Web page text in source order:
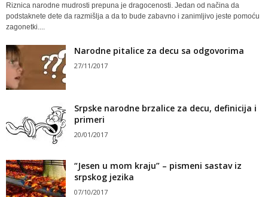
Riznica narodne mudrosti prepuna je dragocenosti. Jedan od načina da
podstaknete dete da razmišlja a da to bude zabavno i zanimljivo jeste pomoću
zagonetki....
Narodne pitalice za decu sa odgovorima
27/11/2017
Srpske narodne brzalice za decu, definicija i
primeri
20/01/2017
“Jesen u mom kraju” – pismeni sastav iz
srpskog jezika
07/10/2017